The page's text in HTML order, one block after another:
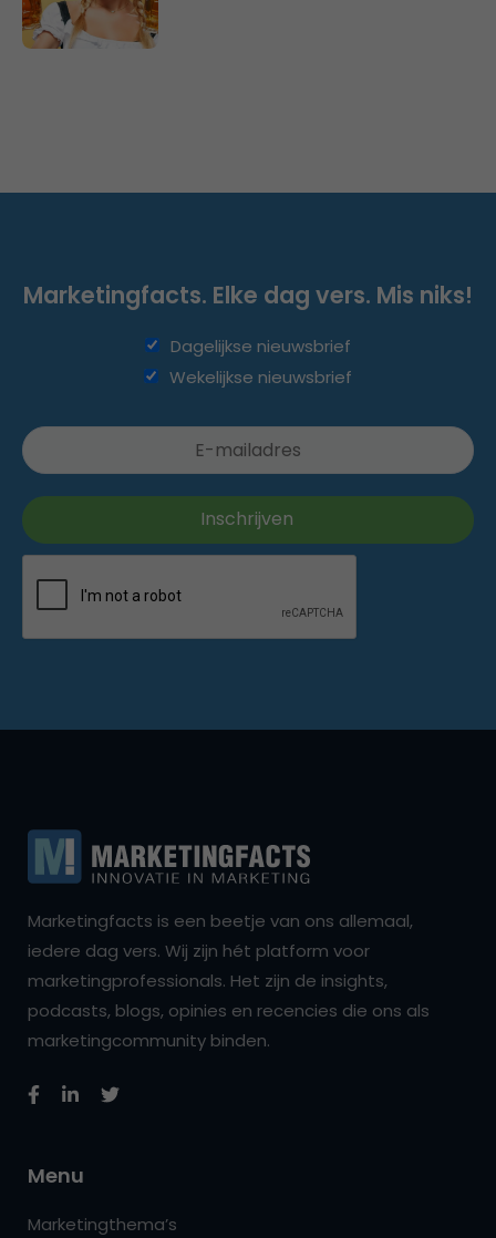
Marketingfacts. Elke dag vers. Mis niks!
Dagelijkse nieuwsbrief
Wekelijkse nieuwsbrief
Marketingfacts is een beetje van ons allemaal,
iedere dag vers. Wij zijn hét platform voor
marketingprofessionals. Het zijn de insights,
podcasts, blogs, opinies en recencies die ons als
marketingcommunity binden.
Menu
Marketingthema’s